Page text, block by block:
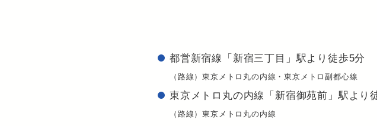
都営新宿線「新宿三丁目」駅より徒歩5分
（路線）東京メトロ丸の内線・東京メトロ副都心線
東京メトロ丸の内線「新宿御苑前」駅より
（路線）東京メトロ丸の内線